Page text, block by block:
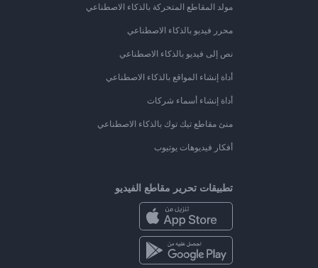
مولد المقاطع المتحركة بالذكاء الاصطناعي
محرر فيديو بالذكاء الاصطناعي
نص إلى فيديو بالذكاء الاصطناعي
أداة إنشاء المواقع بالذكاء الاصطناعي
أداة إنشاء أسماء شركات
منئ مقاطع تيك توك بالذكاء الاصطناعي
أفكار فيديوهات يوتيوب
تطبيقات تحرير مقاطع الفيديو